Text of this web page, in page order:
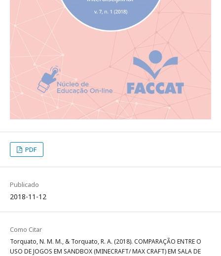
PDF
Publicado
2018-11-12
Como Citar
Torquato, N. M. M., & Torquato, R. A. (2018). COMPARAÇÃO ENTRE O
USO DE JOGOS EM SANDBOX (MINECRAFT/ MAX CRAFT) EM SALA DE